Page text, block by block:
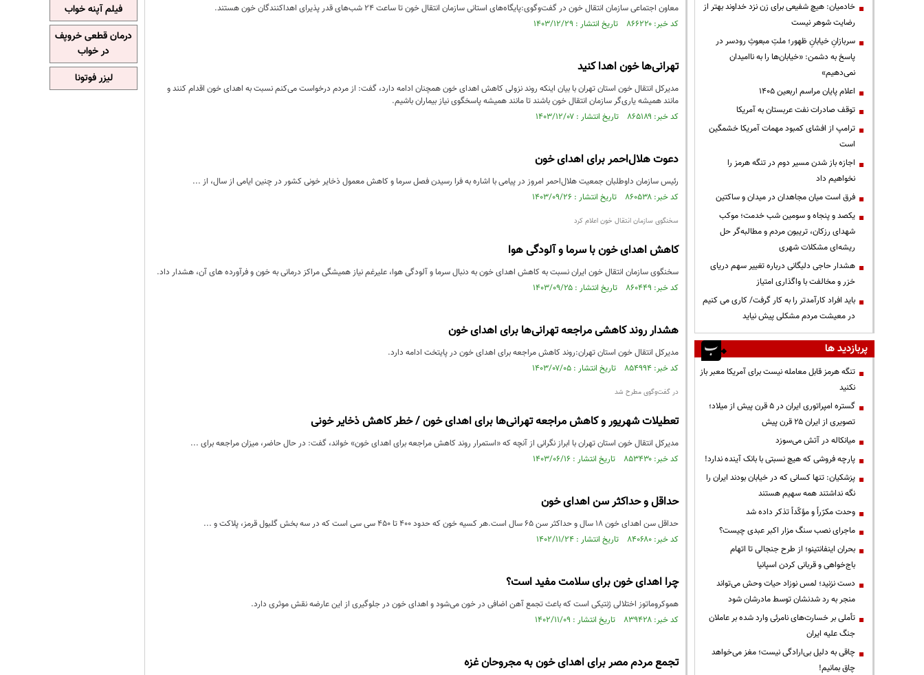
معاون اجتماعی سازمان انتقال خون در گفت‌و‌گوی:پایگاه‌های استانی سازمان انتقال خون تا ساعت ۲۴ شب‌های قدر پذیرای اهداکنندگان خون هستند.
کد خبر: ۸۶۶۲۲۰ تاریخ انتشار : ۱۴۰۳/۱۲/۲۹
تهرانی‌ها خون اهدا کنید
مدیرکل انتقال خون استان تهران با بیان اینکه روند نزولی کاهش اهدای خون همچنان ادامه دارد، گفت: از مردم درخواست می‌کنم نسبت به اهدای خون اقدام کنند و
مانند همیشه یاری‌گر سازمان انتقال خون باشند تا مانند همیشه پاسخگوی نیاز بیماران باشیم.
کد خبر: ۸۶۵۱۸۹ تاریخ انتشار : ۱۴۰۳/۱۲/۰۷
دعوت هلال‌احمر برای اهدای خون
رئیس سازمان داوطلبان جمعیت هلال‌احمر امروز در پیامی‌ با اشاره به فرا رسیدن فصل سرما و کاهش معمول ذخایر خونی کشور در چنین ایامی از سال، از ...
کد خبر: ۸۶۰۵۳۸ تاریخ انتشار : ۱۴۰۳/۰۹/۲۶
سخنگوی سازمان انتقال خون اعلام کرد
کاهش اهدای خون با سرما و آلودگی هوا
سخنگوی سازمان انتقال خون ایران نسبت به کاهش اهدای خون به دنبال سرما و آلودگی هوا، علیرغم نیاز همیشگی مراکز درمانی به خون و فرآورده های آن، هشدار داد.
کد خبر: ۸۶۰۴۴۹ تاریخ انتشار : ۱۴۰۳/۰۹/۲۵
هشدار روند کاهشی مراجعه تهرانی‌ها برای اهدای خون
مدیرکل انتقال خون استان تهران:روند کاهش مراجعه برای اهدای خون در پایتخت ادامه‌ دارد.
کد خبر: ۸۵۴۹۹۴ تاریخ انتشار : ۱۴۰۳/۰۷/۰۵
در گفت‌وگوی مطرح شد
تعطیلات شهریور و کاهش مراجعه تهرانی‌ها برای اهدای خون / خطر کاهش ذخایر خونی
مدیرکل انتقال خون استان تهران با ابراز نگرانی از آنچه که «استمرار روند کاهش مراجعه برای اهدای خون» خواند، گفت: در حال حاضر، میزان مراجعه برای ...
کد خبر: ۸۵۳۴۳۰ تاریخ انتشار : ۱۴۰۳/۰۶/۱۶
حداقل و حداکثر سن اهدای خون
حداقل سن اهدای خون ۱۸ سال و حداکثر سن ۶۵ سال است.هر کسیه خون که حدود ۴۰۰ تا ۴۵۰ سی سی است که در سه بخش گلبول قرمز، پلاکت و ...
کد خبر: ۸۴۰۶۸۰ تاریخ انتشار : ۱۴۰۲/۱۱/۲۴
چرا اهدای خون برای سلامت مفید است؟
هموکروماتوز اختلالی ژنتیکی است که باعث تجمع آهن اضافی در خون می‌شود و اهدای خون در جلوگیری از این عارضه نقش موثری دارد.
کد خبر: ۸۳۹۴۲۸ تاریخ انتشار : ۱۴۰۲/۱۱/۰۹
تجمع مردم مصر برای اهدای خون به مجروحان غزه
خادمیان: هیچ شفیعی برای زن نزد خداوند بهتر از
رضایت شوهر نیست
سربازانِ خیابانِ ظهور؛ ملتِ مبعوثِ رودسر در
پاسخ به دشمن: «خیابان‌ها را به ناامیدان
نمی‌دهیم»
اعلام پایان مراسم اربعین ۱۴۰۵
توقف صادرات نفت عربستان به آمریکا
ترامپ از افشای کمبود مهمات آمریکا خشمگین
است
اجازه باز شدن مسیر دوم در تنگه هرمز را
نخواهیم داد
فرق است میان مجاهدان در میدان و ساکتین
یکصد و پنجاه و سومین شب خدمت؛ موکب
شهدای رزکان، تریبون مردم و مطالبه‌گر حل
ریشه‌ای مشکلات شهری
هشدار حاجی دلیگانی درباره تغییر سهم دریای
خزر و مخالفت با واگذاری امتیاز
باید افراد کارآمدتر را به کار گرفت/ کاری می کنیم
در معیشت مردم مشکلی پیش نیاید
پربازدید ها
تنگه هرمز قابل معامله نیست برای آمریکا معبر باز
نکنید
گستره امپراتوری ایران در ۵ قرن پیش از میلاد؛
تصویری از ایران ۲۵ قرن پیش
میانکاله در آتش می‌سوزد
پارچه فروشی که هیچ نسبتی با بانک آینده ندارد!
پزشکیان: تنها کسانی که در خیابان بودند ایران را
نگه نداشتند همه سهیم هستند
وحدت مکرّراً و مؤکّداً تذکر داده شد
ماجرای نصب سنگ مزار اکبر عبدی چیست؟
بحران اینفانتینو؛ از طرح جنجالی تا اتهام
باج‌خواهی و قربانی کردن اسپانیا
دست نزنید؛ لمس نوزاد حیات وحش می‌تواند
منجر به رد شدنشان توسط مادرشان شود
تأملی بر خسارت‌های نامرئی وارد شده بر عاملان
جنگ علیه ایران
چاقی به دلیل بی‌ارادگی نیست؛ مغز می‌خواهد
چاق بمانیم!
فیلم آپنه خواب
درمان قطعی خروپف
در خواب
لیزر فوتونا